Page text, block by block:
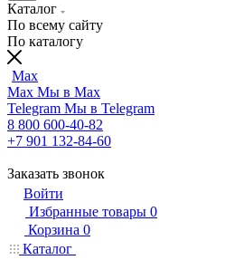
Каталог
По всему сайту
По каталогу
Max
Max Мы в Max
Telegram Мы в Telegram
8 800 600-40-82
+7 901 132-84-60
Заказать звонок
Войти
Избранные товары 0
Корзина 0
Каталог